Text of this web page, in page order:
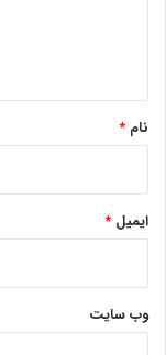
نام *
ایمیل *
وب‌ سایت